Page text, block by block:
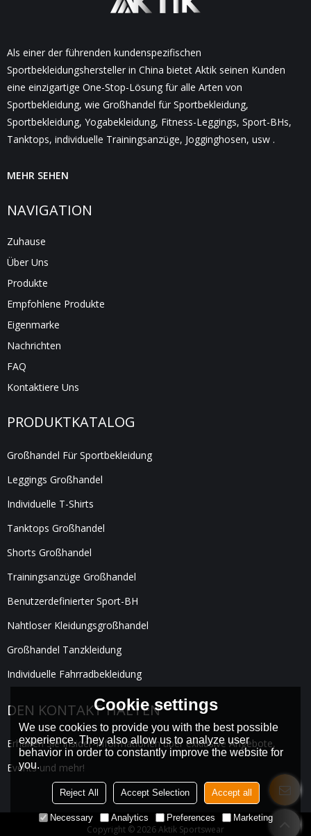
Als einer der führenden kundenspezifischen
Sportbekleidungshersteller in China bietet Aktik seinen Kunden
eine einzigartige One-Stop-Lösung für alle Arten von
Sportbekleidung, wie Großhandel für Sportbekleidung,
Sportbekleidung, Yogabekleidung, Fitness-Leggings, Sport-BHs,
Tanktops, individuelle Trainingsanzüge, Jogginghosen, usw .
MEHR SEHEN
NAVIGATION
Zuhause
Über Uns
Produkte
Empfohlene Produkte
Eigenmarke
Nachrichten
FAQ
Kontaktiere Uns
PRODUKTKATALOG
Großhandel Für Sportbekleidung
Leggings Großhandel
Individuelle T-Shirts
Tanktops Großhandel
Shorts Großhandel
Trainingsanzüge Großhandel
Benutzerdefinierter Sport-BH
Nahtloser Kleidungsgroßhandel
Großhandel Tanzkleidung
Individuelle Fahrradbekleidung
DEN KONTAKT HALTEN
Erhalten Sie Insider-Informationen über exklusive Angebote,
Events und mehr!
Copyright © 2026Aktik Sportswear
Cookie settings
We use cookies to provide you with the best possible
experience. They also allow us to analyze user
behavior in order to constantly improve the website for
you.
Reject All Accept Selection Accept all
Necessary Analytics Preferences Marketing